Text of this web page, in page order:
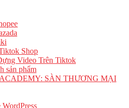
Shop
Video Trên Tiktok
sản phẩm
SÀN THƯƠNG MẠI